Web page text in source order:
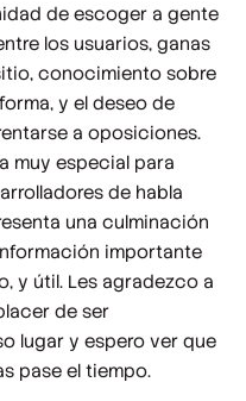
de escoger a gente
los usuarios, ganas
conocimiento sobre
y el deseo de
a oposiciones.
muy especial para
de habla
una culminación
importante
y útil. Les agradezco a
de ser
lugar y espero ver que
pase el tiempo.